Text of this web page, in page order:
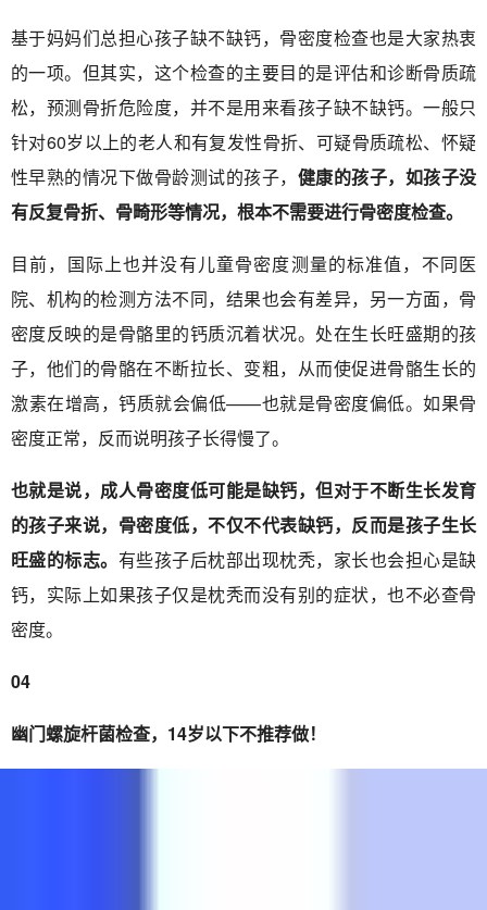
基于妈妈们总担心孩子缺不缺钙，骨密度检查也是大家热衷
的一项。但其实，这个检查的主要目的是评估和诊断骨质疏
松，预测骨折危险度，并不是用来看孩子缺不缺钙。一般只
针对60岁以上的老人和有复发性骨折、可疑骨质疏松、怀疑
性早熟的情况下做骨龄测试的孩子， 健康的孩子，如孩子没
有反复骨折、骨畸形等情况，根本不需要进行骨密度检查。
目前，国际上也并没有儿童骨密度测量的标准值，不同医
院、机构的检测方法不同，结果也会有差异，另一方面，骨
密度反映的是骨骼里的钙质沉着状况。处在生长旺盛期的孩
子，他们的骨骼在不断拉长、变粗，从而使促进骨骼生长的
激素在增高，钙质就会偏低——也就是骨密度偏低。如果骨
密度正常，反而说明孩子长得慢了。
也就是说，成人骨密度低可能是缺钙，但对于不断生长发育
的孩子来说，骨密度低，不仅不代表缺钙，反而是孩子生长
旺盛的标志。 有些孩子后枕部出现枕秃，家长也会担心是缺
钙，实际上如果孩子仅是枕秃而没有别的症状，也不必查骨
密度。
04
幽门螺旋杆菌检查，14岁以下不推荐做！